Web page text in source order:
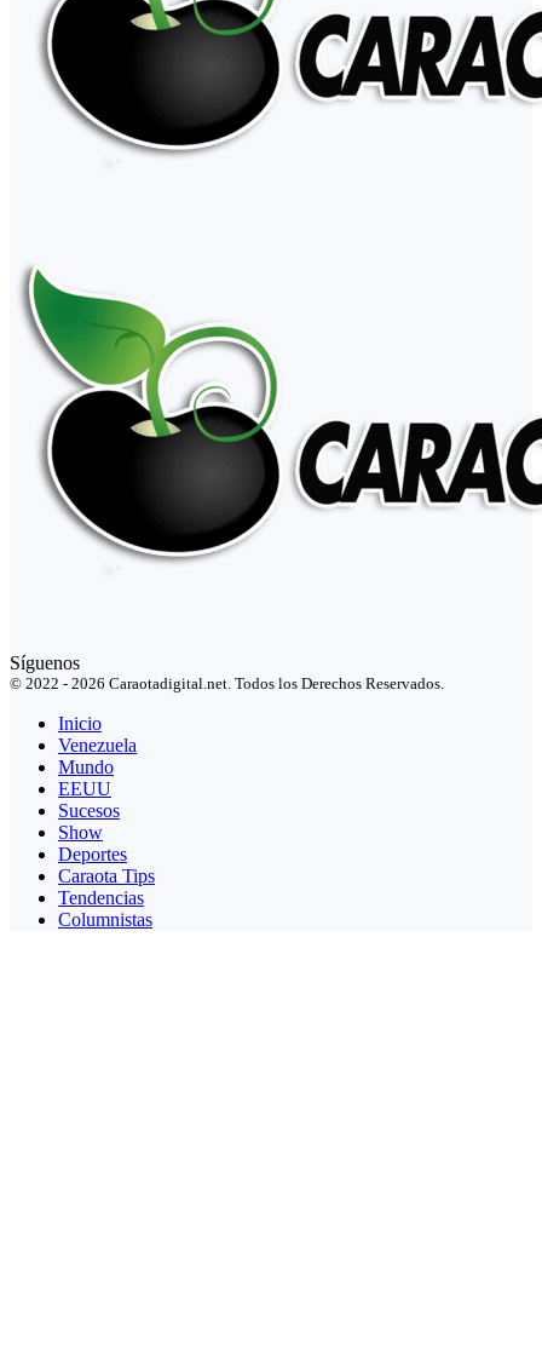
Síguenos
© 2022 - 2026 Caraotadigital.net. Todos los Derechos Reservados.
Inicio
Venezuela
Mundo
EEUU
Sucesos
Show
Deportes
Caraota Tips
Tendencias
Columnistas